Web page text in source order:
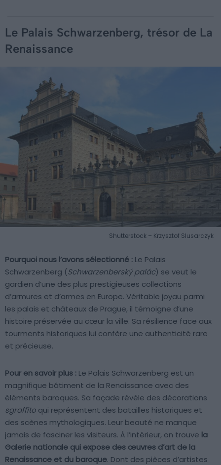
Le Palais Schwarzenberg, trésor de La
Renaissance
Shutterstock – Krzysztof Slusarczyk
Pourquoi nous l’avons sélectionné : Le Palais
Schwarzenberg (Schwarzenberský palác) se veut le
gardien d’une des plus prestigieuses collections
d’armures et d’armes en Europe. Véritable joyau parmi
les palais et châteaux de Prague, il témoigne d’une
histoire préservée au cœur la ville. Sa résilience face aux
tourments historiques lui confère une authenticité rare
et précieuse.
Pour en savoir plus : Le Palais Schwarzenberg est un
magnifique bâtiment de la Renaissance avec des
éléments baroques. Sa façade révèle des décorations
sgraffito qui représentent des batailles historiques et
des scènes mythologiques. Leur beauté ne manque
jamais de fasciner les visiteurs. À l’intérieur, on trouve la
Galerie nationale qui expose des œuvres d’art de la
Renaissance et du baroque. Dont des pièces d’artistes